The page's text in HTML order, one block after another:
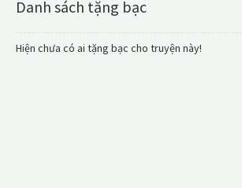
Danh sách tặng bạc
Hiện chưa có ai tặng bạc cho truyện này!